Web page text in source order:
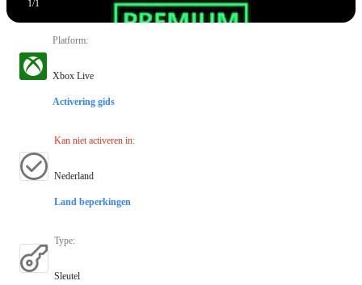
1/1
Platform:
Xbox Live
Activering gids
Kan niet activeren in:
Nederland
Land beperkingen
Type:
Sleutel